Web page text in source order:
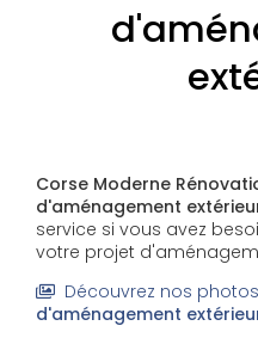
Corse Moderne
d'aménagement
service si vous avez
votre projet
Découvrez nos
d'aménagement